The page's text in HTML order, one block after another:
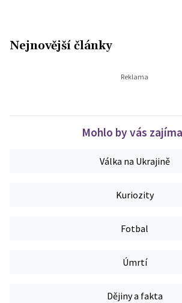
Nejnovější články
Mohlo by vás
Válka na Ukrajině
Kuriozity
Fotbal
Úmrtí
Dějiny a fakta